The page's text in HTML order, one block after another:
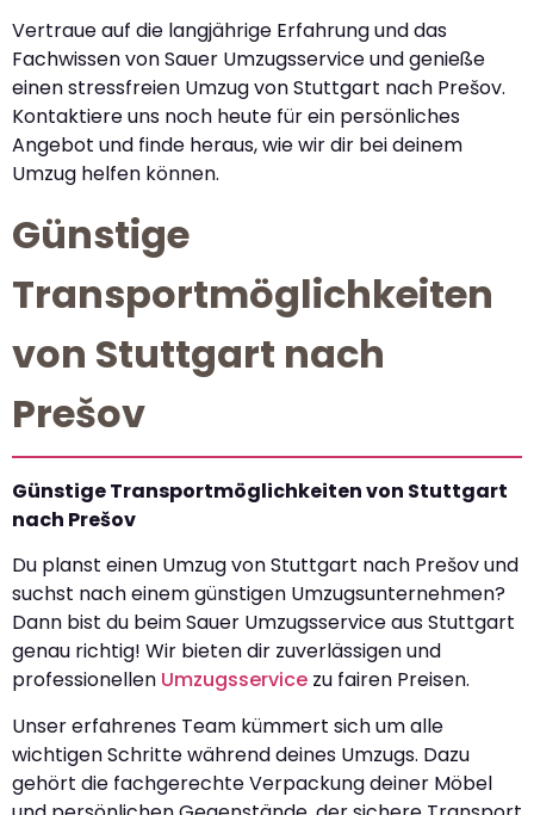
Vertraue auf die langjährige Erfahrung und das
Fachwissen von Sauer Umzugsservice und genieße
einen stressfreien Umzug von Stuttgart nach Prešov.
Kontaktiere uns noch heute für ein persönliches
Angebot und finde heraus, wie wir dir bei deinem
Umzug helfen können.
Günstige
Transportmöglichkeiten
von Stuttgart nach
Prešov
Günstige Transportmöglichkeiten von Stuttgart
nach Prešov
Du planst einen Umzug von Stuttgart nach Prešov und
suchst nach einem günstigen Umzugsunternehmen?
Dann bist du beim Sauer Umzugsservice aus Stuttgart
genau richtig! Wir bieten dir zuverlässigen und
professionellen Umzugsservice zu fairen Preisen.
Unser erfahrenes Team kümmert sich um alle
wichtigen Schritte während deines Umzugs. Dazu
gehört die fachgerechte Verpackung deiner Möbel